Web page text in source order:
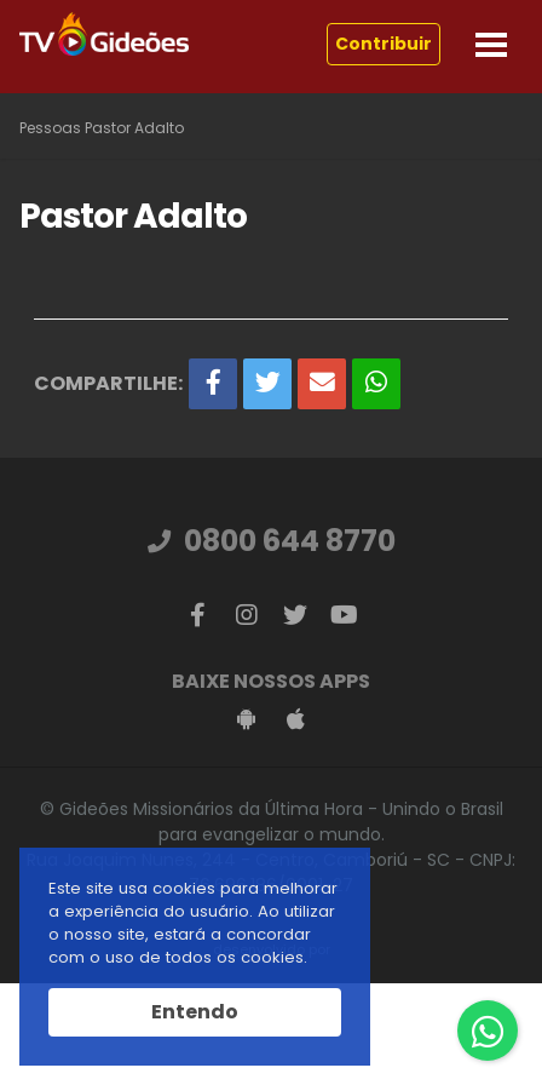
Contribuir
Pessoas Pastor Adalto
Pastor Adalto
COMPARTILHE:
Este site usa cookies para melhorar
a experiência do usuário. Ao utilizar
o nosso site, estará a concordar
com o uso de todos os cookies.
Entendo
0800 644 8770
BAIXE NOSSOS APPS
© Gideões Missionários da Última Hora - Unindo o Brasil
para evangelizar o mundo.
Rua Joaquim Nunes, 244 - Centro, Camboriú - SC - CNPJ:
76.696.186/0001-27
desenvolvido por